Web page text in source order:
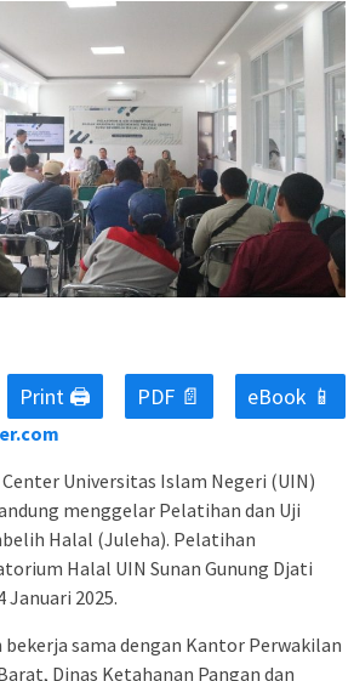
Print 🖨 PDF 📄 eBook 📱
Universitas Islam Negeri (UIN)
menggelar Pelatihan dan Uji
Halal (Juleha). Pelatihan
Halal UIN Sunan Gunung Djati
Januari 2025.
bekerja sama dengan Kantor Perwakilan
Dinas Ketahanan Pangan dan